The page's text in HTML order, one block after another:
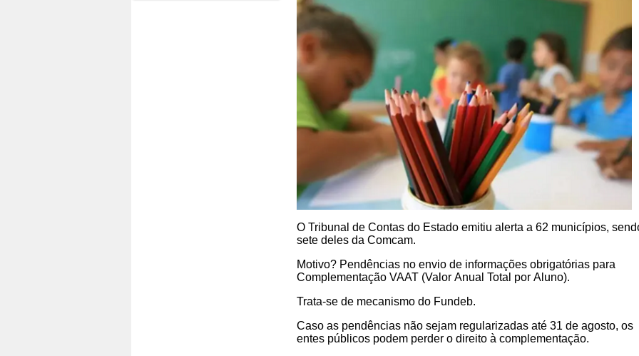
O Tribunal de Contas do Estado emitiu alerta a 62 municípios,
sete deles da Comcam.
Motivo? Pendências no envio de informações obrigatórias para
Complementação VAAT (Valor Anual Total por Aluno).
Trata-se de mecanismo do Fundeb.
Caso as pendências não sejam regularizadas até 31 de agosto, os
entes públicos podem perder o direito à complementação.